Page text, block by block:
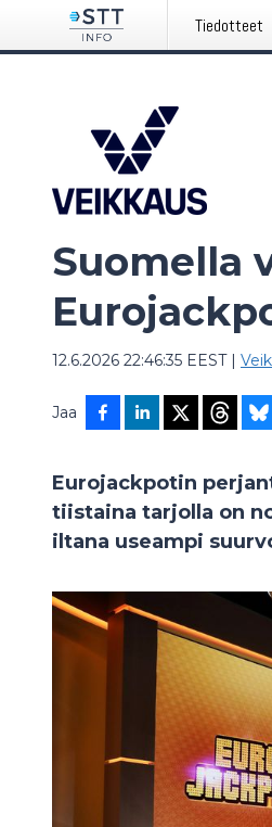
Tiedotteet
Suomella
12.6.2026 22:46:35 EEST|
Jaa
Eurojackpotin
tiistaina tarjolla on
iltana useampi